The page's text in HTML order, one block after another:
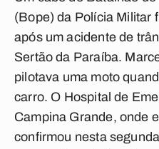
(Bope) da Polícia Militar
após um acidente de
Sertão da Paraíba.
pilotava uma moto
carro. O Hospital de
Campina Grande, onde
confirmou nesta